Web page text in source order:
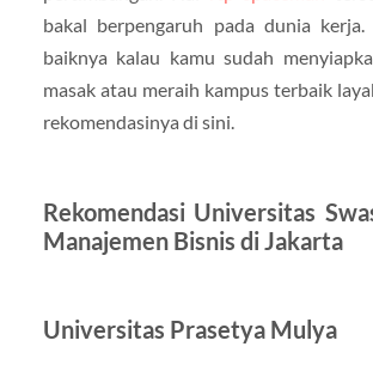
bakal berpengaruh pada dunia kerja.
baiknya kalau kamu sudah
masak atau meraih kampus terbaik
rekomendasinya di sini.
Rekomendasi Universitas
Manajemen Bisnis di Jakarta
Universitas Prasetya Mulya